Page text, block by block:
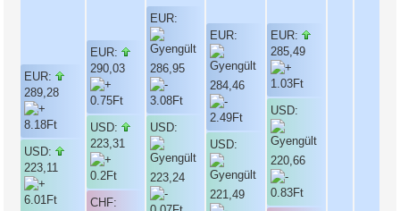
EUR:
289,28
USD:
223,11
EUR:
290,03
USD:
223,31
CHF:
EUR:
286,95
USD:
223,24
EUR:
284,46
USD:
221,49
EUR:
285,49
USD:
220,66